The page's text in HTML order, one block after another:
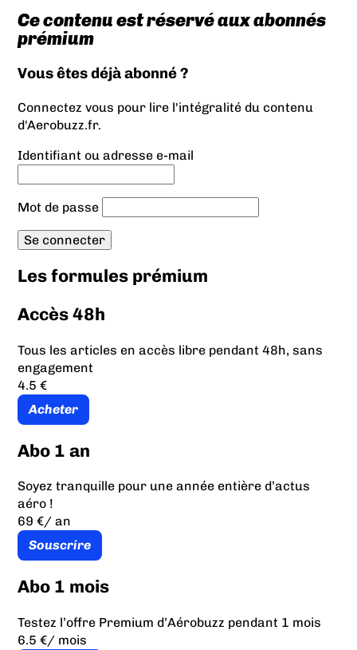
Ce contenu est réservé aux abonnés
prémium
Vous êtes déjà abonné ?
Connectez vous pour lire l'intégralité du contenu
d'Aerobuzz.fr.
Identifiant ou adresse e-mail
Mot de passe
Les formules prémium
Accès 48h
Tous les articles en accès libre pendant 48h, sans
engagement
4.5 €
Acheter
Abo 1 an
Soyez tranquille pour une année entière d’actus
aéro !
69 €/ an
Souscrire
Abo 1 mois
Testez l’offre Premium d’Aérobuzz pendant 1 mois
6.5 €/ mois